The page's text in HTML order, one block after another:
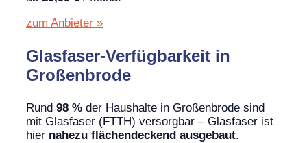
zum Anbieter »
Glasfaser-Verfügbarkeit in
Großenbrode
Rund 98 % der Haushalte in Großenbrode sind
mit Glasfaser (FTTH) versorgbar – Glasfaser ist
hier nahezu flächendeckend ausgebaut.